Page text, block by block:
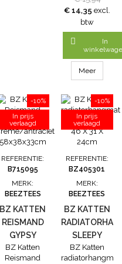
Kattenhangmat
creme
46x31x24 cm
heeft een
verstelbaar
frame
waardoor het
gemakkelijk is
op iedere
radiator. Nadat
de
radiatorhangmat
is opgehangen
zal jouw kat
zijn plekje
opzoeken en
zal er niet snel
meer...
€ 14,35 excl.
btw

In
Meer
-10%
In prijs
verlaagd
REFERENTIE:
B715095
MERK:
BEEZTEES
BZ KATTEN
REISMAND
GYPSY
CREME/ANTRACIET
58X38X33CM
BZ Katten
Reismand
-10%
In prijs
verlaagd
REFERENTIE:
BZ405301
MERK:
BEEZTEES
BZ KATTEN
SLEEPY
GROEN 46 X
31 X 24CM
BZ Katten
radiatorhangmat